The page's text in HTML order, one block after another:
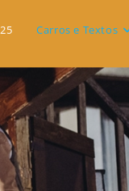
Carros e Textos